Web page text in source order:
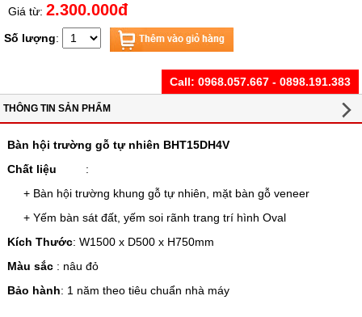
Giá từ: 2.300.000đ
Số lượng:
Call: 0968.057.667 - 0898.191.383
THÔNG TIN SẢN PHẨM
Bàn hội trường gỗ tự nhiên BHT15DH4V
Chất liệu
:
+ Bàn hội trường khung gỗ tự nhiên, mặt bàn gỗ veneer
+ Yếm bàn sát đất, yếm soi rãnh trang trí hình Oval
Kích Thước: W1500 x D500 x H750mm
Màu sắc : nâu đỏ
Bảo hành: 1 năm theo tiêu chuẩn nhà máy